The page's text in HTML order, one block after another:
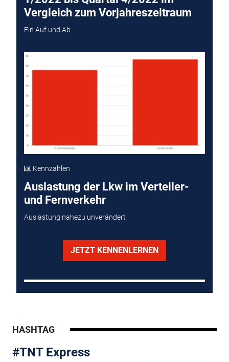
Vergleich zum Vorjahreszeitraum
Ein Auf und Ab
Kennzahlen
Auslastung der Lkw im Verteiler-
und Fernverkehr
Auslastung nahezu unverändert
JETZT KENNENLERNEN
HASHTAG
#TNT Express